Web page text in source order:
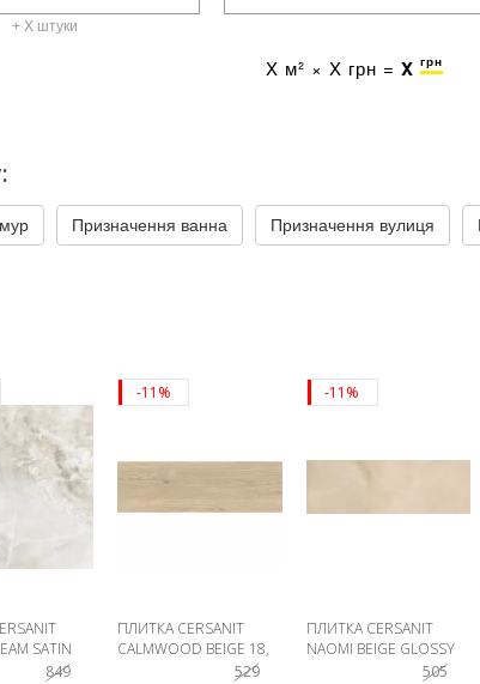
+ X штуки
X м² × X грн = X грн
Призначення ванна Призначення вулиця
SATIN
8 G1
849
-11%
ПЛИТКА CERSANIT
CALMWOOD BEIGE 18,
529
-11%
ПЛИТКА CERSANIT
NAOMI BEIGE GLOSSY
505